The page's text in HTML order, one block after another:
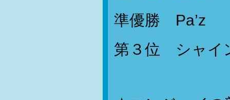
準優勝 Pa’z
第３位 シャイ